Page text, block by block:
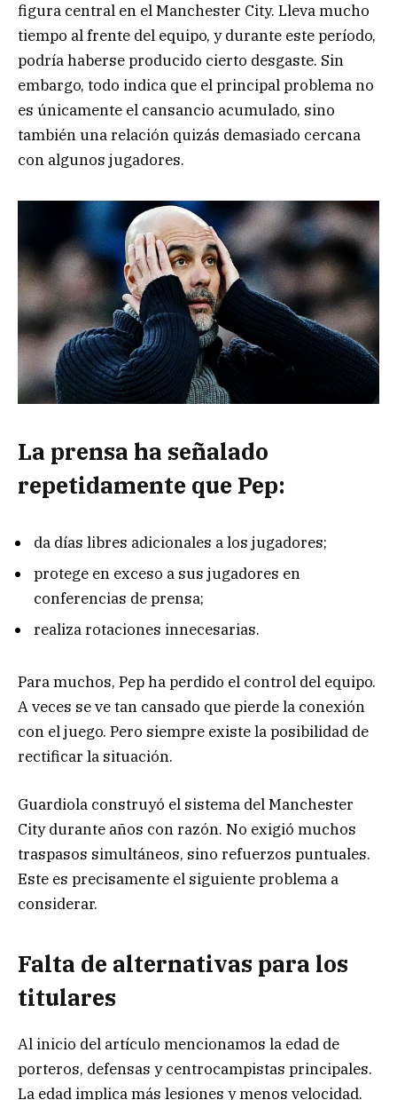
figura central en el Manchester City. Lleva mucho
tiempo al frente del equipo, y durante este período,
podría haberse producido cierto desgaste. Sin
embargo, todo indica que el principal problema no
es únicamente el cansancio acumulado, sino
también una relación quizás demasiado cercana
con algunos jugadores.
La prensa ha señalado
repetidamente que Pep:
da días libres adicionales a los jugadores;
protege en exceso a sus jugadores en
conferencias de prensa;
realiza rotaciones innecesarias.
Para muchos, Pep ha perdido el control del equipo.
A veces se ve tan cansado que pierde la conexión
con el juego. Pero siempre existe la posibilidad de
rectificar la situación.
Guardiola construyó el sistema del Manchester
City durante años con razón. No exigió muchos
traspasos simultáneos, sino refuerzos puntuales.
Este es precisamente el siguiente problema a
considerar.
Falta de alternativas para los
titulares
Al inicio del artículo mencionamos la edad de
porteros, defensas y centrocampistas principales.
La edad implica más lesiones y menos velocidad.